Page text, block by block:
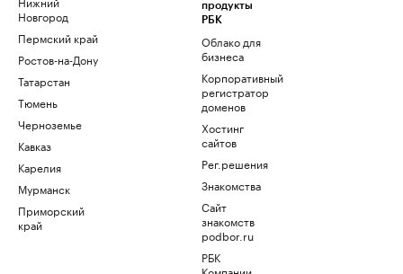
Новгород
Пермский край
Ростов-на-Дону
Татарстан
Тюмень
Черноземье
Кавказ
Карелия
Мурманск
Приморский
край
продукты
РБК
Облако для
бизнеса
Корпоративный
регистратор
доменов
Хостинг
сайтов
Рег.решения
Знакомства
Сайт
знакомств
podbor.ru
РБК